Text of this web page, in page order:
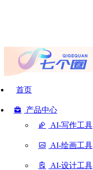
首页
产品中心
AI-写作工具
AI-绘画工具
AI-设计工具